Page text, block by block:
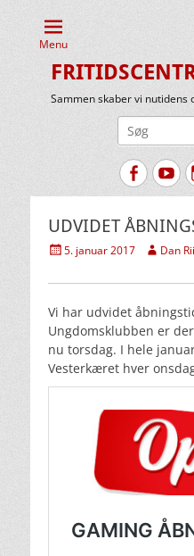
Menu
Sammen skaber vi
UDVIDET
Udgivet
5. januar 2017 Forfatter
Dan
Vi har udvidet
Ungdomsklubben er
nu torsdag. I hele
Vesterkæret hver